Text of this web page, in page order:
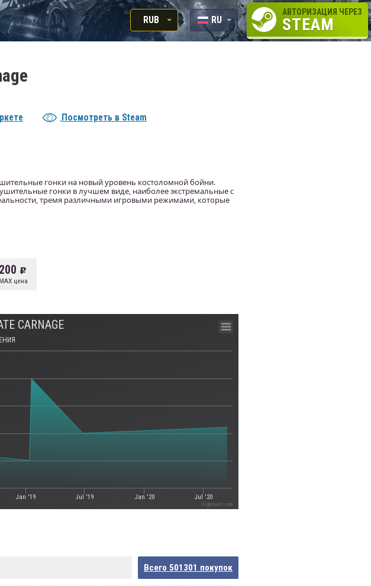
RUB
RUB
RU
EN
АВТОРИЗАЦИЯ ЧЕРЕЗ
STEAM
Посмотреть в Steam
гонки на новый уровень костоломной бойни.
гонки в лучшем виде, наиболее экстремальные с
тремя различными игровыми режимами, которые
200
MAX цена
CARNAGE
Jan '19 Jul '19 Jan '20 Jul '20
Highcharts.com
Всего 501301 покупок